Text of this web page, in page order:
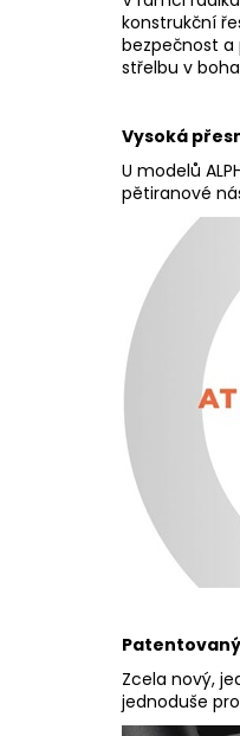
konstrukční
bezpečnost
střelbu v
Vysoká
U modelů
pětiranové
Zcela nový,
jednoduše